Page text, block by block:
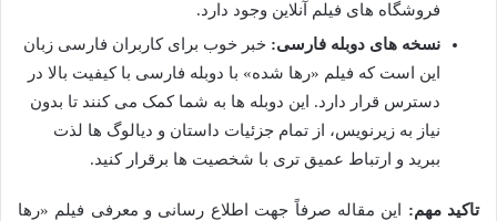
فروشگاه های فیلم آنلاین وجود دارد.
نسخه های دوبله فارسی: خبر خوب برای کاربران فارسی زبان
این است که فیلم «رها شده» با دوبله فارسی با کیفیت بالا در
دسترس قرار دارد. این دوبله ها به شما کمک می کنند تا بدون
نیاز به زیرنویس، از تمام جزئیات داستان و دیالوگ ها لذت
ببرید و ارتباط عمیق تری با شخصیت ها برقرار کنید.
تاکید مهم: این مقاله صرفاً جهت اطلاع رسانی و معرفی فیلم «رها